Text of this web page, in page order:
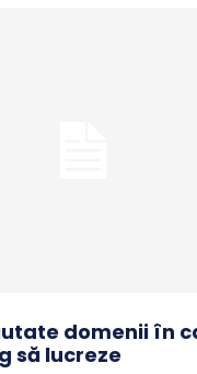
domenii în
să lucreze